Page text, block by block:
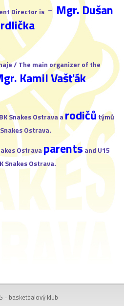
Director is- Mgr. Dušan
/ The main organizer of the
Kamil Vašťák
Snakes Ostrava arodičů týmů
Ostrava.
Ostravaparents and U15
Snakes Ostrava.
- basketbalový klub